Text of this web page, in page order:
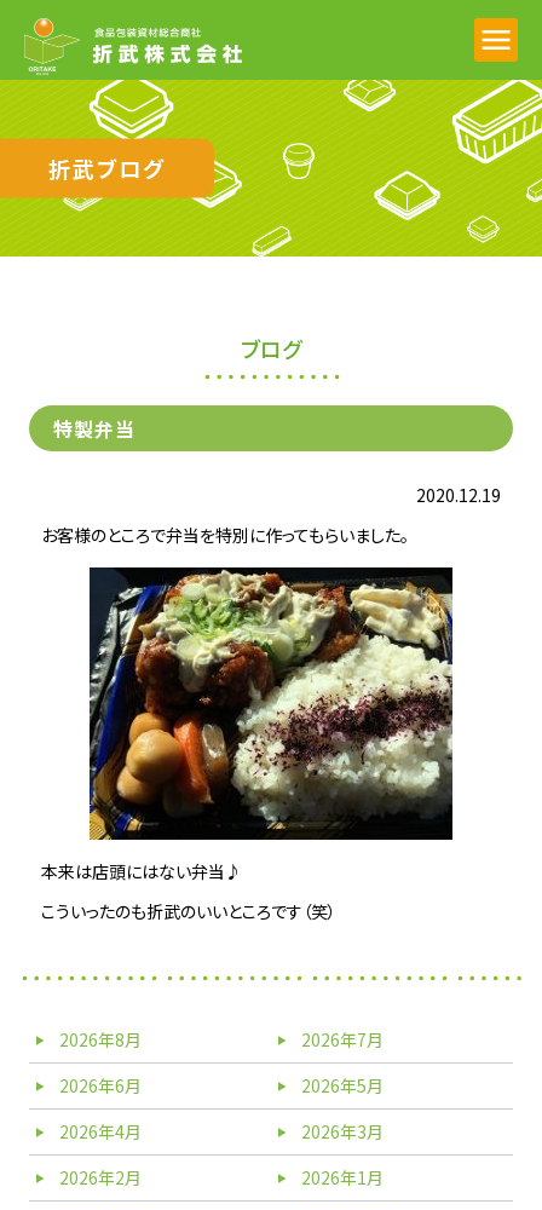
折武ブログ
ブログ
特製弁当
2020.12.19
お客様のところで弁当を特別に作ってもらいました。
本来は店頭にはない弁当♪
こういったのも折武のいいところです（笑）
2026年8月
2026年7月
2026年6月
2026年5月
2026年4月
2026年3月
2026年2月
2026年1月